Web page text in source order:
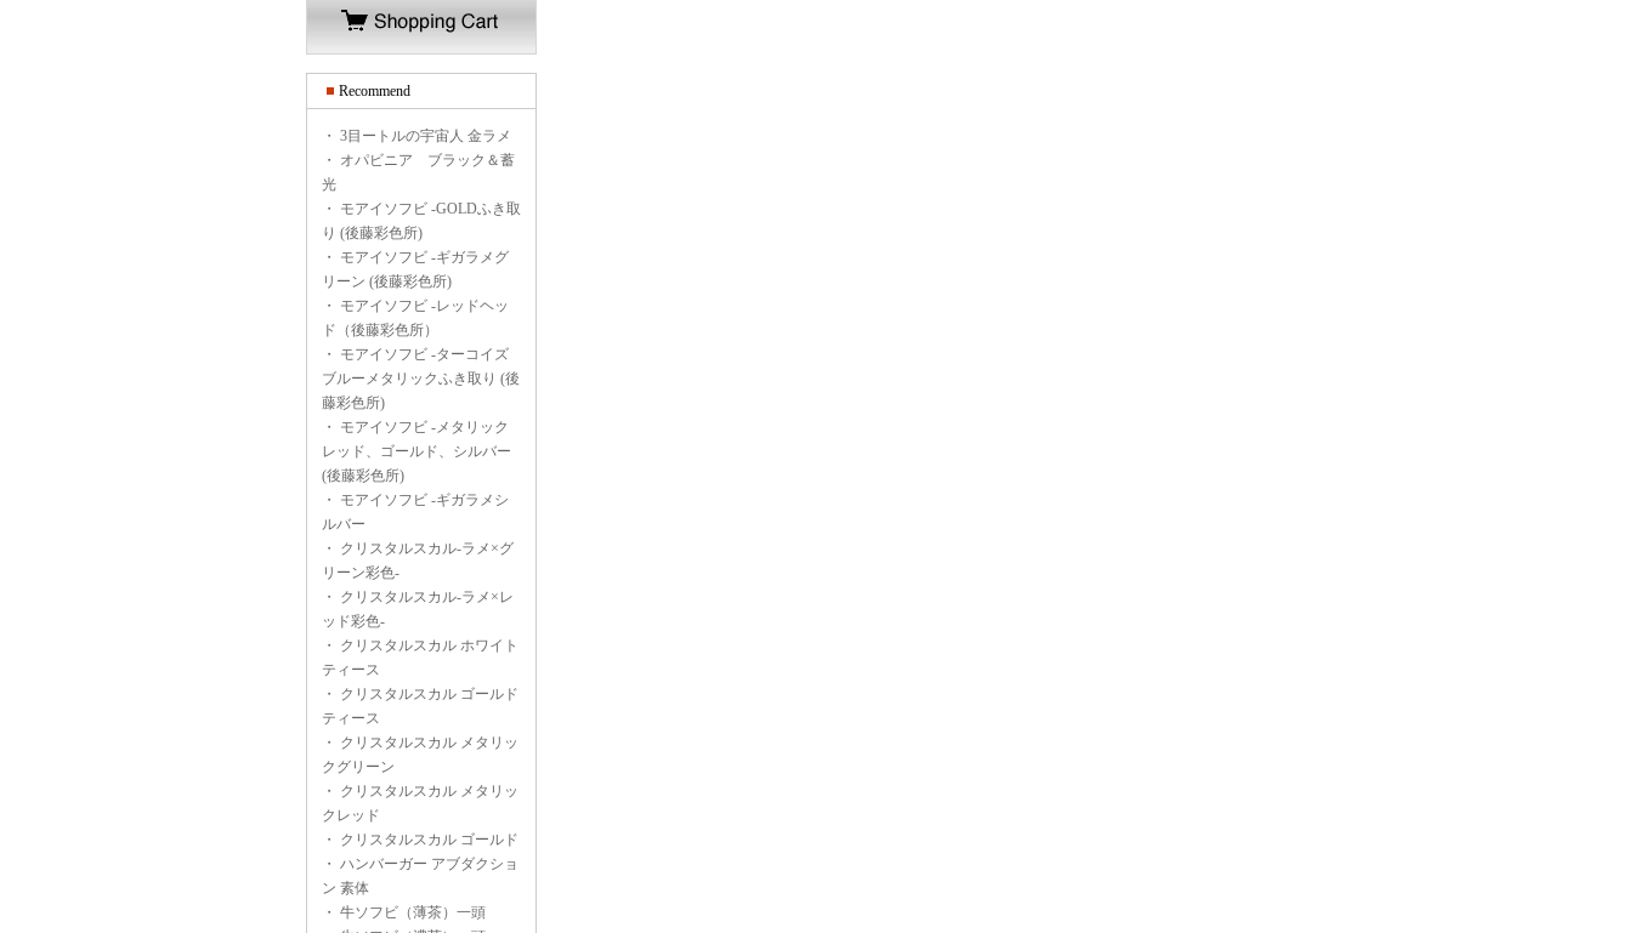
Recommend
・ 3目ートルの宇宙人 金ラメ
・ オパビニア ブラック＆蓄
光
・ モアイソフビ -GOLDふき取
り (後藤彩色所)
・ モアイソフビ -ギガラメグ
リーン (後藤彩色所)
・ モアイソフビ -レッドヘッ
ド（後藤彩色所）
・ モアイソフビ -ターコイズ
ブルーメタリックふき取り (後
藤彩色所)
・ モアイソフビ -メタリック
レッド、ゴールド、シルバー
(後藤彩色所)
・ モアイソフビ -ギガラメシ
ルバー
・ クリスタルスカル-ラメ×グ
リーン彩色-
・ クリスタルスカル-ラメ×レ
ッド彩色-
・ クリスタルスカル ホワイト
ティース
・ クリスタルスカル ゴールド
ティース
・ クリスタルスカル メタリッ
クグリーン
・ クリスタルスカル メタリッ
クレッド
・ クリスタルスカル ゴールド
・ ハンバーガー アブダクショ
ン 素体
・ 牛ソフビ（薄茶）一頭